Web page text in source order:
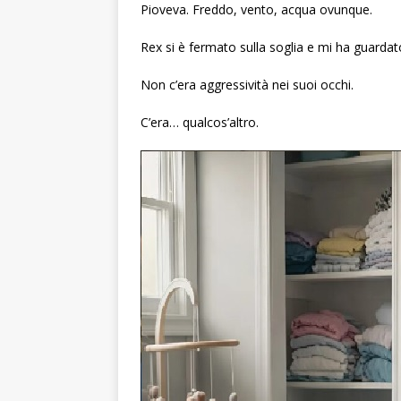
Pioveva. Freddo, vento, acqua ovunque.
Rex si è fermato sulla soglia e mi ha
Non c’era aggressività nei suoi occhi.
C’era… qualcos’altro.